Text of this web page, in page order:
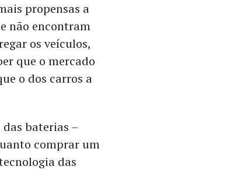
propensas a
não encontram
os veículos,
que o mercado
o dos carros a
baterias –
comprar um
das